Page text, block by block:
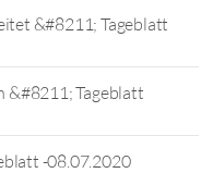
&#8211; Tageblatt
&#8211; Tageblatt
-08.07.2020